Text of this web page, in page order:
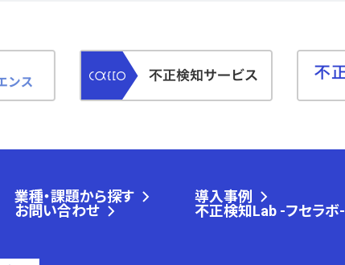
業種・課題から探す 導入事例
お問い合わせ
不正検知Lab -フセラボ-